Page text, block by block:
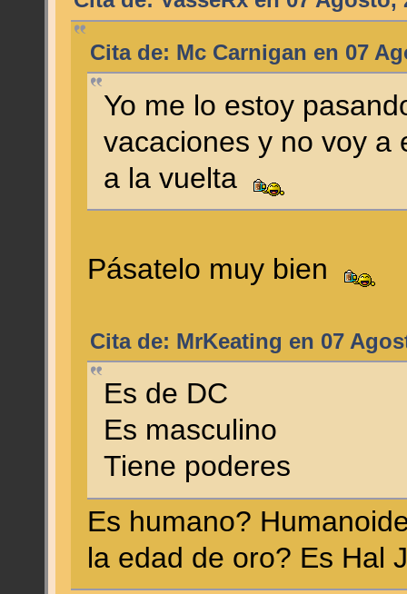
Cita de: Mc Carnigan en 07
Yo me lo estoy
vacaciones y no voy a
a la vuelta
Pásatelo muy bien
Cita de: MrKeating en 07
Es de DC
Es masculino
Tiene poderes
Es humano?
la edad de oro? Es Hal